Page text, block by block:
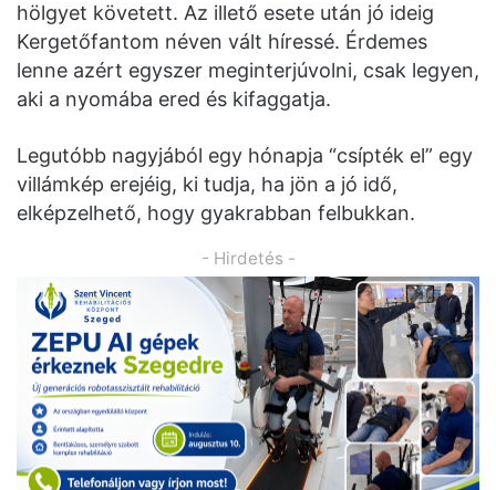
hölgyet követett. Az illető esete után jó ideig
Kergetőfantom néven vált híressé. Érdemes
lenne azért egyszer meginterjúvolni, csak legyen,
aki a nyomába ered és kifaggatja.
Legutóbb nagyjából egy hónapja “csípték el” egy
villámkép erejéig, ki tudja, ha jön a jó idő,
elképzelhető, hogy gyakrabban felbukkan.
- Hirdetés -